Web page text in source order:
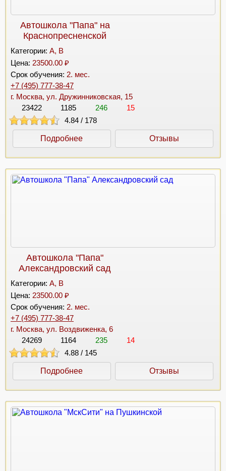
Автошкола "Папа" на
Краснопресненской
Категории: A, B
Цена: 23500.00 ₽
Срок обучения: 2. мес.
+7 (495) 777-38-47
г. Москва, ул. Дружинниковская, 15
23422
1185 246
15
4.84 / 178
Подробнее Отзывы
Автошкола "Папа"
Александровский сад
Категории: A, B
Цена: 23500.00 ₽
Срок обучения: 2. мес.
+7 (495) 777-38-47
г. Москва, ул. Воздвиженка, 6
24269
1164 235
14
4.88 / 145
Подробнее Отзывы